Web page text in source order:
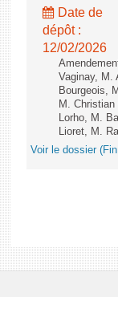
Date de
dépôt :
12/02/2026
Vaginay, M.
Bourgeois,
M.
Lorho, M.
Lioret, M.
Voir le dossier